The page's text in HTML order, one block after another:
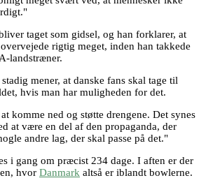
taget som gidsel, og han forklarer, at
rigtig meget, inden han takkede
landstræner.
mener, at danske fans skal tage til
hvis man har muligheden for det.
komme ned og støtte drengene. Det synes
at være en del af den propaganda, der
andre lag, der skal passe på det."
i gang om præcist 234 dage. I aften er der
hvor Danmark altså er iblandt bowlerne.